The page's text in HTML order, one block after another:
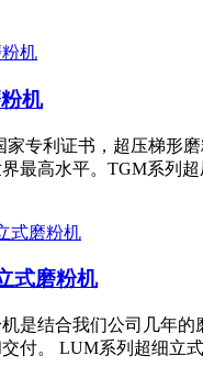
机
家专利证书，超压梯形
最高水平。TGM系列
式磨粉机
是结合我们公司几年
付。 LUM系列超细立